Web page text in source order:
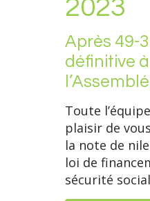
2023
Après 49-
définitive à
Toute
plaisir de
la note de
loi de
sécurité